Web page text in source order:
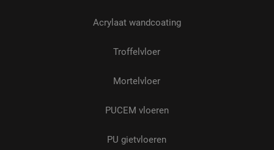
Acrylaat wandcoating
Troffelvloer
Mortelvloer
PUCEM vloeren
PU gietvloeren